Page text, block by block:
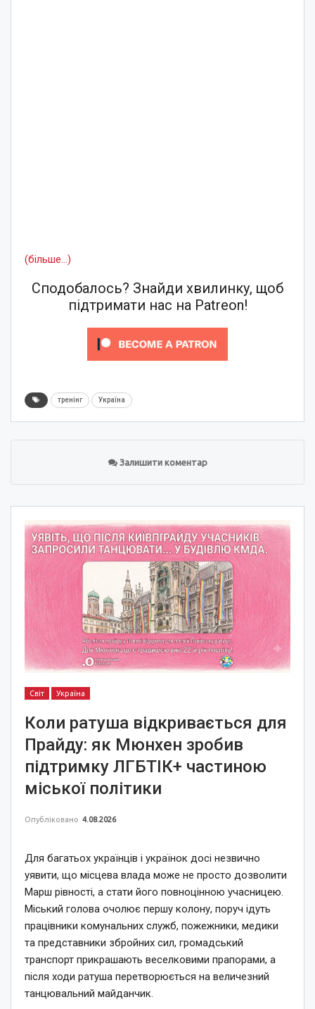
(більше…)
Сподобалось? Знайди хвилинку, щоб
підтримати нас на Patreon!
тренінг Україна
Залишити коментар
Світ Україна
Коли ратуша відкривається для
Прайду: як Мюнхен зробив
підтримку ЛГБТІК+ частиною
міської політики
Опубліковано 4.08.2026
Для багатьох українців і українок досі незвично
уявити, що місцева влада може не просто дозволити
Марш рівності, а стати його повноцінною учасницею.
Міський голова очолює першу колону, поруч ідуть
працівники комунальних служб, пожежники, медики
та представники збройних сил, громадський
транспорт прикрашають веселковими прапорами, а
після ходи ратуша перетворюється на величезний
танцювальний майданчик.